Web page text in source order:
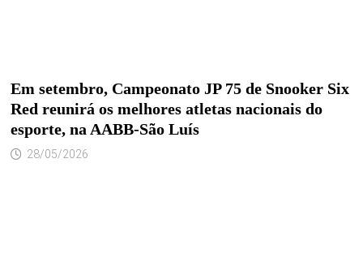
Em setembro, Campeonato JP 75 de Snooker Six
Red reunirá os melhores atletas nacionais do
esporte, na AABB-São Luís
28/05/2026